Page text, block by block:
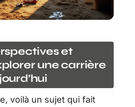
et
une carrière
voilà un sujet qui fait